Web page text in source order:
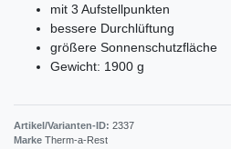
mit 3 Aufstellpunkten
bessere Durchlüftung
größere Sonnenschutzfläche
Gewicht: 1900 g
Artikel/Varianten-ID: 2337
Marke Therm-a-Rest